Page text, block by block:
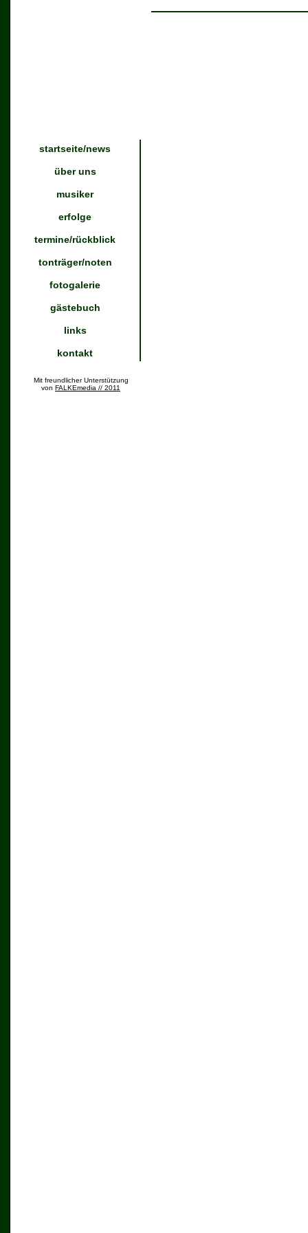
startseite/news
über uns
musiker
erfolge
termine/rückblick
tonträger/noten
fotogalerie
gästebuch
links
kontakt
Mit freundlicher Unterstützung
von FALKEmedia // 2011